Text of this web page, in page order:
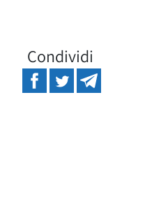
Condividi